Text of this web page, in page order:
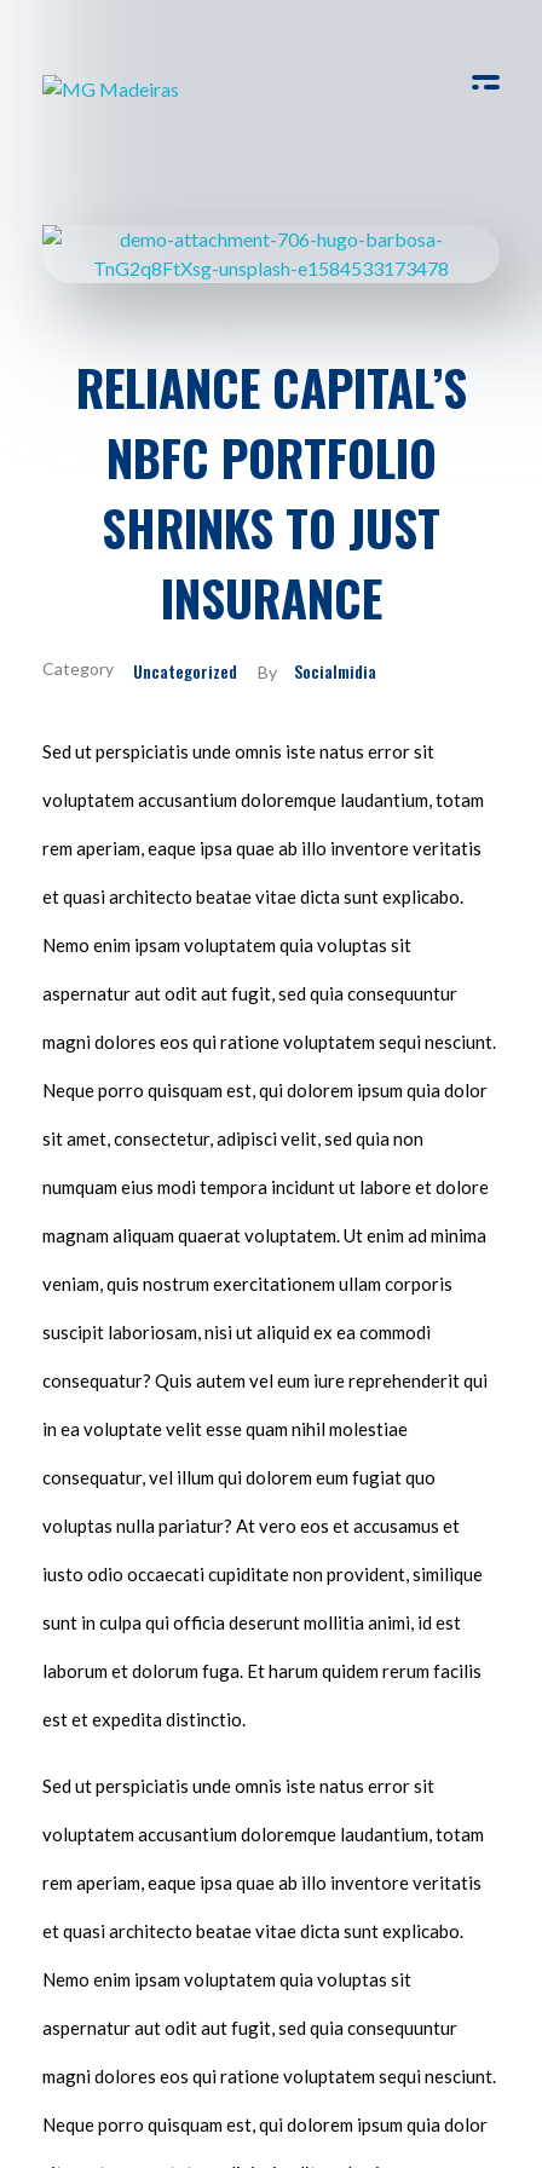
RELIANCE CAPITAL’S
NBFC PORTFOLIO
SHRINKS TO JUST
INSURANCE
By Socialmidia
Uncategorized
Sed ut perspiciatis unde omnis iste natus error sit
voluptatem accusantium doloremque laudantium, totam
rem aperiam, eaque ipsa quae ab illo inventore veritatis
et quasi architecto beatae vitae dicta sunt explicabo.
Nemo enim ipsam voluptatem quia voluptas sit
aspernatur aut odit aut fugit, sed quia consequuntur
magni dolores eos qui ratione voluptatem sequi nesciunt.
Neque porro quisquam est, qui dolorem ipsum quia dolor
sit amet, consectetur, adipisci velit, sed quia non
numquam eius modi tempora incidunt ut labore et dolore
magnam aliquam quaerat voluptatem. Ut enim ad minima
veniam, quis nostrum exercitationem ullam corporis
suscipit laboriosam, nisi ut aliquid ex ea commodi
consequatur? Quis autem vel eum iure reprehenderit qui
in ea voluptate velit esse quam nihil molestiae
consequatur, vel illum qui dolorem eum fugiat quo
voluptas nulla pariatur? At vero eos et accusamus et
iusto odio occaecati cupiditate non provident, similique
sunt in culpa qui officia deserunt mollitia animi, id est
laborum et dolorum fuga. Et harum quidem rerum facilis
est et expedita distinctio.
Sed ut perspiciatis unde omnis iste natus error sit
voluptatem accusantium doloremque laudantium, totam
rem aperiam, eaque ipsa quae ab illo inventore veritatis
et quasi architecto beatae vitae dicta sunt explicabo.
Nemo enim ipsam voluptatem quia voluptas sit
aspernatur aut odit aut fugit, sed quia consequuntur
magni dolores eos qui ratione voluptatem sequi nesciunt.
Neque porro quisquam est, qui dolorem ipsum quia dolor